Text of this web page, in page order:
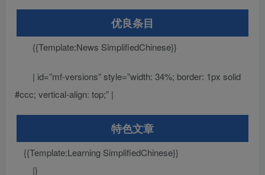
优良条目
{{Template:News SimplifiedChinese}}
| id=”mf-versions” style=”width: 34%; border: 1px solid
#ccc; vertical-align: top;” |
特色文章
{{Template:Learning SimplifiedChinese}}
|}